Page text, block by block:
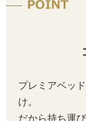
プレミアベッ
け。
だから持ち運